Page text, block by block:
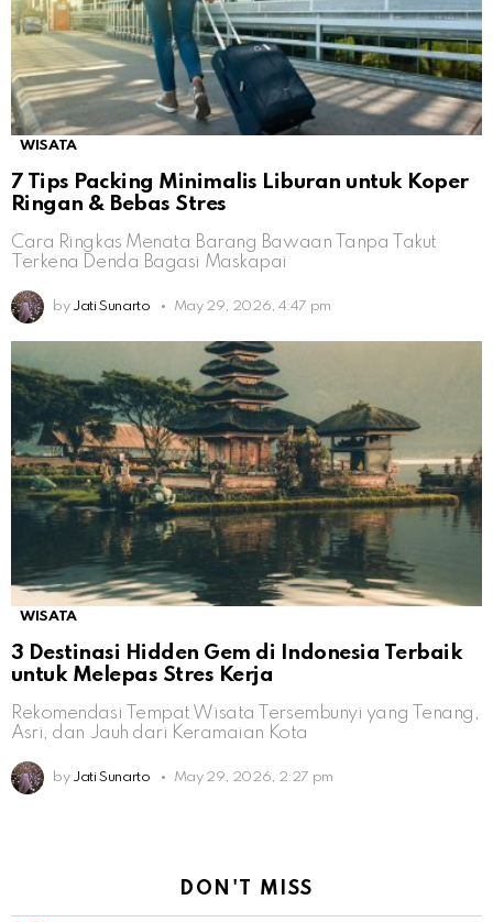
WISATA
7 Tips Packing Minimalis Liburan untuk Koper
Ringan & Bebas Stres
Cara Ringkas Menata Barang Bawaan Tanpa Takut
Terkena Denda Bagasi Maskapai
by Jati Sunarto May 29, 2026, 4:47 pm
WISATA
3 Destinasi Hidden Gem di Indonesia Terbaik
untuk Melepas Stres Kerja
Rekomendasi Tempat Wisata Tersembunyi yang Tenang,
Asri, dan Jauh dari Keramaian Kota
by Jati Sunarto May 29, 2026, 2:27 pm
DON'T MISS